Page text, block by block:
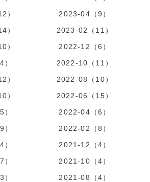
）
2023-04（9）
）
2023-02（11）
）
2022-12（6）
2022-10（11）
）
2022-08（10）
）
2022-06（15）
2022-04（6）
2022-02（8）
2021-12（4）
2021-10（4）
2021-08（4）